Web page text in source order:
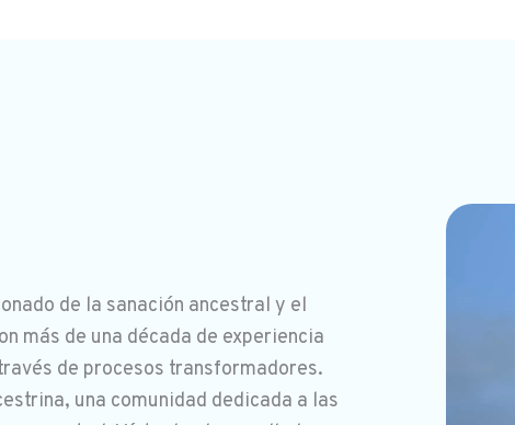
de la sanación ancestral y el
más de una década de experiencia
de procesos transformadores.
una comunidad dedicada a las